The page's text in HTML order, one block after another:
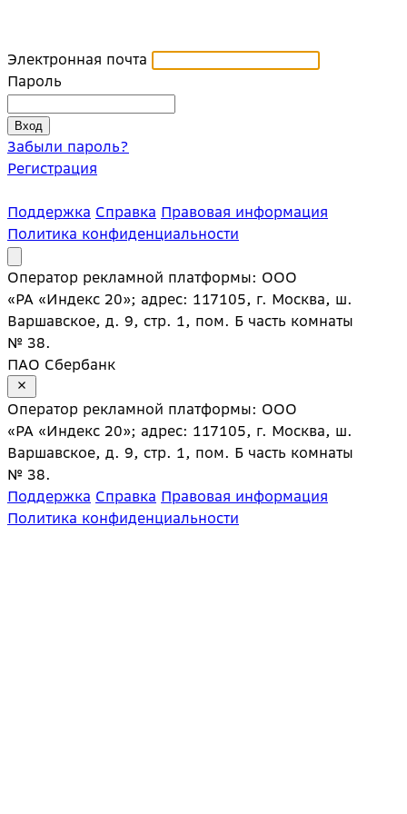
Электронная почта
Пароль
Забыли пароль?
Регистрация
Поддержка Справка Правовая информация
Политика конфиденциальности
Оператор рекламной платформы: ООО
«РА «Индекс 20»; адрес: 117105, г. Москва, ш.
Варшавское, д. 9, стр. 1, пом. Б часть комнаты
№ 38.
ПАО Сбербанк
Оператор рекламной платформы: ООО
«РА «Индекс 20»; адрес: 117105, г. Москва, ш.
Варшавское, д. 9, стр. 1, пом. Б часть комнаты
№ 38.
Поддержка Справка Правовая информация
Политика конфиденциальности